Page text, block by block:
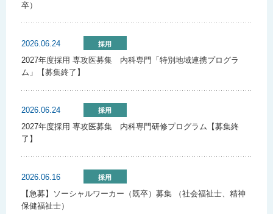
卒）
2026.06.24 採用
2027年度採用 専攻医募集 内科専門「特別地域連携プログラ
ム」【募集終了】
2026.06.24 採用
2027年度採用 専攻医募集 内科専門研修プログラム【募集終
了】
2026.06.16 採用
【急募】ソーシャルワーカー（既卒）募集 （社会福祉士、精神
保健福祉士）